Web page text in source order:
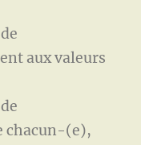
aux valeurs
chacun-(e),